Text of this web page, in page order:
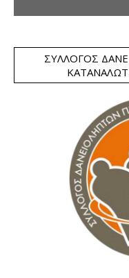
ΣΎΛΛΟΓΟΣ